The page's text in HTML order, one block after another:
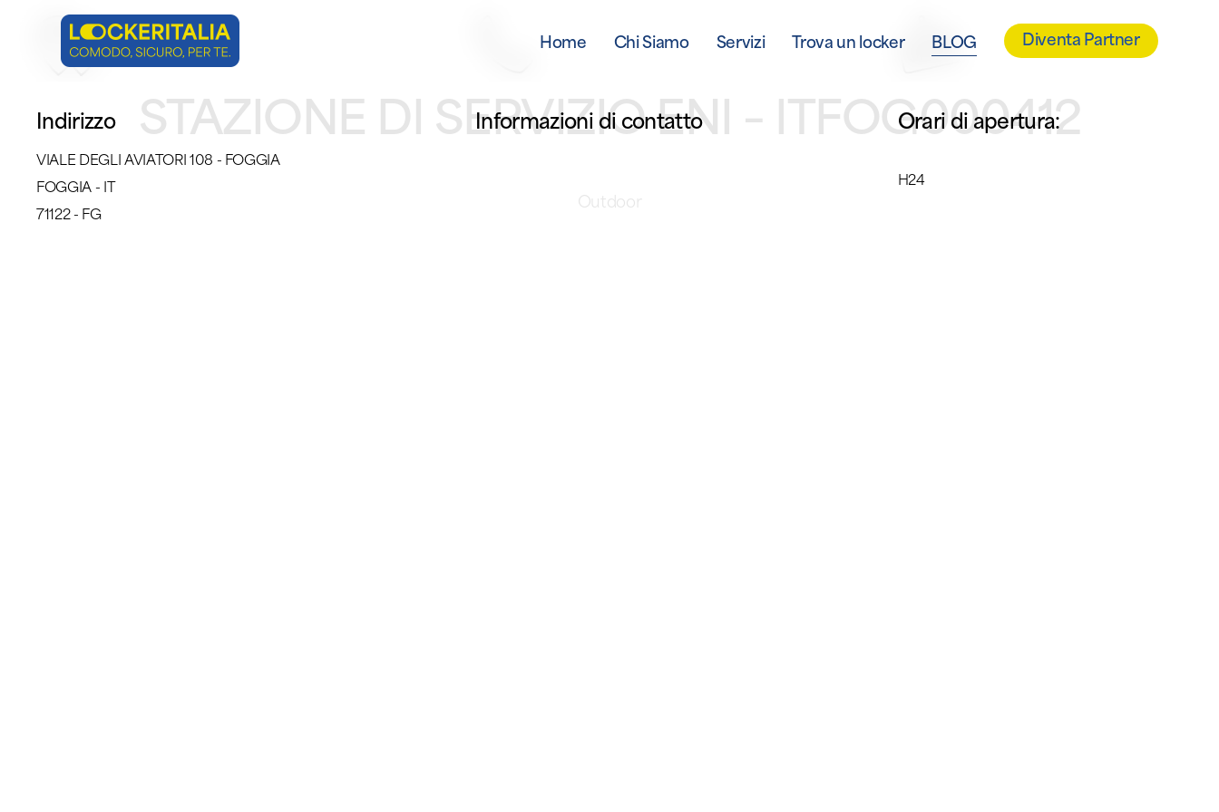
Home Chi Siamo Servizi Trova un locker BLOG Diventa Partner
STAZIONE DI SERVIZIO ENI – ITFOG000412
Outdoor
Indirizzo
VIALE DEGLI AVIATORI 108 - FOGGIA
FOGGIA - IT
71122 - FG
Informazioni di contatto Orari di apertura:
H24